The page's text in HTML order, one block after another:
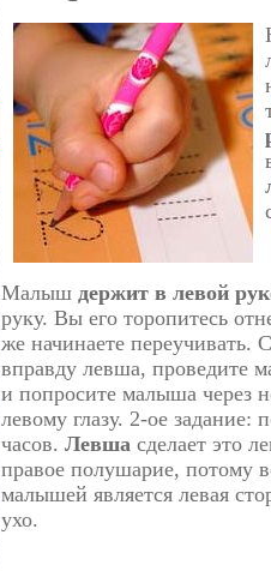
Малыш держит в левой
руку. Вы его торопитесь
же начинаете переучивать.
вправду левша, проведите
и попросите малыша через
левому глазу. 2-ое
часов. Левша сделает это
правое полушарие, потому
малышей является левая
ухо.